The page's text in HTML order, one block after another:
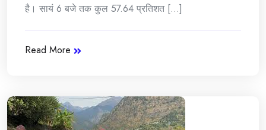
है। सायं 6 बजे तक कुल 57.64 प्रतिशत [...]
Read More